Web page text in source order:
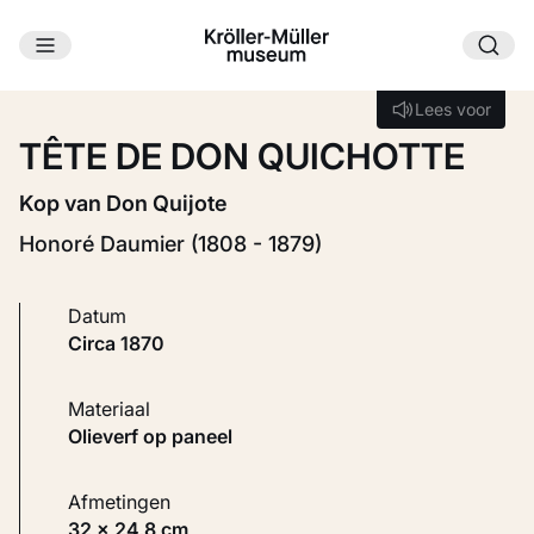
Ga naar hoofdinhoud
Lees voor
Lees voor
TÊTE DE DON QUICHOTTE
Kop van Don Quijote
Honoré Daumier (1808 - 1879)
Datum
circa 1870
Materiaal
Olieverf op paneel
Afmetingen
32 × 24,8 cm